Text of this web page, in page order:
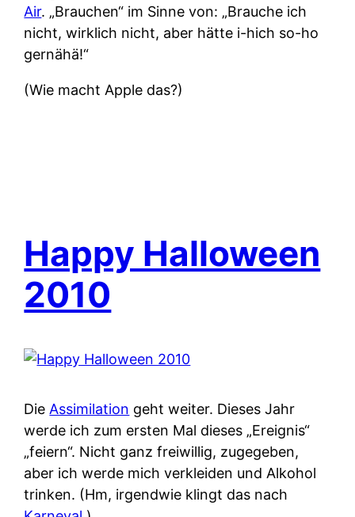
Air. „Brauchen“ im Sinne von: „Brauche ich
nicht, wirklich nicht, aber hätte i-hich so-ho
gernähä!“
(Wie macht Apple das?)
Happy Halloween
2010
Die Assimilation geht weiter. Dieses Jahr
werde ich zum ersten Mal dieses „Ereignis“
„feiern“. Nicht ganz freiwillig, zugegeben,
aber ich werde mich verkleiden und Alkohol
trinken. (Hm, irgendwie klingt das nach